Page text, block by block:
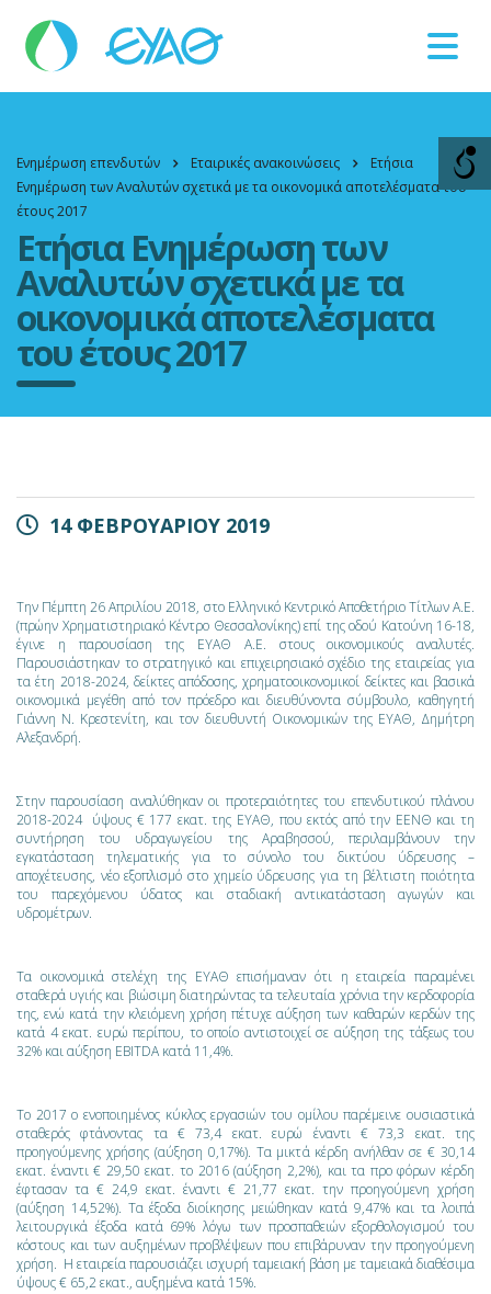
11124
Ενημέρωση επενδυτών Εταιρικές ανακοινώσεις
Ετήσια
Ενημέρωση των Αναλυτών σχετικά με τα οικονομικά αποτελέσματα του
έτους 2017
Ετήσια Ενημέρωση των
Αναλυτών σχετικά με τα
οικονομικά αποτελέσματα
του έτους 2017
14 ΦΕΒΡΟΥΑΡΙΟΥ 2019
Την Πέμπτη 26 Απριλίου 2018, στο Ελληνικό Κεντρικό Αποθετήριο Τίτλων Α.Ε.
(πρώην Χρηματιστηριακό Κέντρο Θεσσαλονίκης) επί της οδού Κατούνη 16-18,
έγινε η παρουσίαση της ΕΥΑΘ Α.Ε. στους οικονομικούς αναλυτές.
Παρουσιάστηκαν το στρατηγικό και επιχειρησιακό σχέδιο της εταιρείας για
τα έτη 2018-2024, δείκτες απόδοσης, χρηματοοικονομικοί δείκτες και βασικά
οικονομικά μεγέθη από τον πρόεδρο και διευθύνοντα σύμβουλο, καθηγητή
Γιάννη Ν. Κρεστενίτη, και τον διευθυντή Οικονομικών της ΕΥΑΘ, Δημήτρη
Αλεξανδρή.
Στην παρουσίαση αναλύθηκαν οι προτεραιότητες του επενδυτικού πλάνου
2018-2024 ύψους € 177 εκατ. της ΕΥΑΘ, που εκτός από την ΕΕΝΘ και τη
συντήρηση του υδραγωγείου της Αραβησσού, περιλαμβάνουν την
εγκατάσταση τηλεματικής για το σύνολο του δικτύου ύδρευσης –
αποχέτευσης, νέο εξοπλισμό στο χημείο ύδρευσης για τη βέλτιστη ποιότητα
του παρεχόμενου ύδατος και σταδιακή αντικατάσταση αγωγών και
υδρομέτρων.
Τα οικονομικά στελέχη της ΕΥΑΘ επισήμαναν ότι η εταιρεία παραμένει
σταθερά υγιής και βιώσιμη διατηρώντας τα τελευταία χρόνια την κερδοφορία
της, ενώ κατά την κλειόμενη χρήση πέτυχε αύξηση των καθαρών κερδών της
κατά 4 εκατ. ευρώ περίπου, το οποίο αντιστοιχεί σε αύξηση της τάξεως του
32% και αύξηση EBITDA κατά 11,4%.
Το 2017 ο ενοποιημένος κύκλος εργασιών του ομίλου παρέμεινε ουσιαστικά
σταθερός φτάνοντας τα € 73,4 εκατ. ευρώ έναντι € 73,3 εκατ. της
προηγούμενης χρήσης (αύξηση 0,17%). Τα μικτά κέρδη ανήλθαν σε € 30,14
εκατ. έναντι € 29,50 εκατ. το 2016 (αύξηση 2,2%), και τα προ φόρων κέρδη
έφτασαν τα € 24,9 εκατ. έναντι € 21,77 εκατ. την προηγούμενη χρήση
(αύξηση 14,52%). Τα έξοδα διοίκησης μειώθηκαν κατά 9,47% και τα λοιπά
λειτουργικά έξοδα κατά 69% λόγω των προσπαθειών εξορθολογισμού του
κόστους και των αυξημένων προβλέψεων που επιβάρυναν την προηγούμενη
χρήση. Η εταιρεία παρουσιάζει ισχυρή ταμειακή βάση με ταμειακά διαθέσιμα
ύψους € 65,2 εκατ., αυξημένα κατά 15%.